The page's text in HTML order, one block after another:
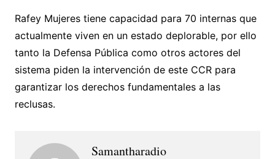
Rafey Mujeres tiene capacidad para 70 internas que
actualmente viven en un estado deplorable, por ello
tanto la Defensa Pública como otros actores del
sistema piden la intervención de este CCR para
garantizar los derechos fundamentales a las
reclusas.
Samantharadio